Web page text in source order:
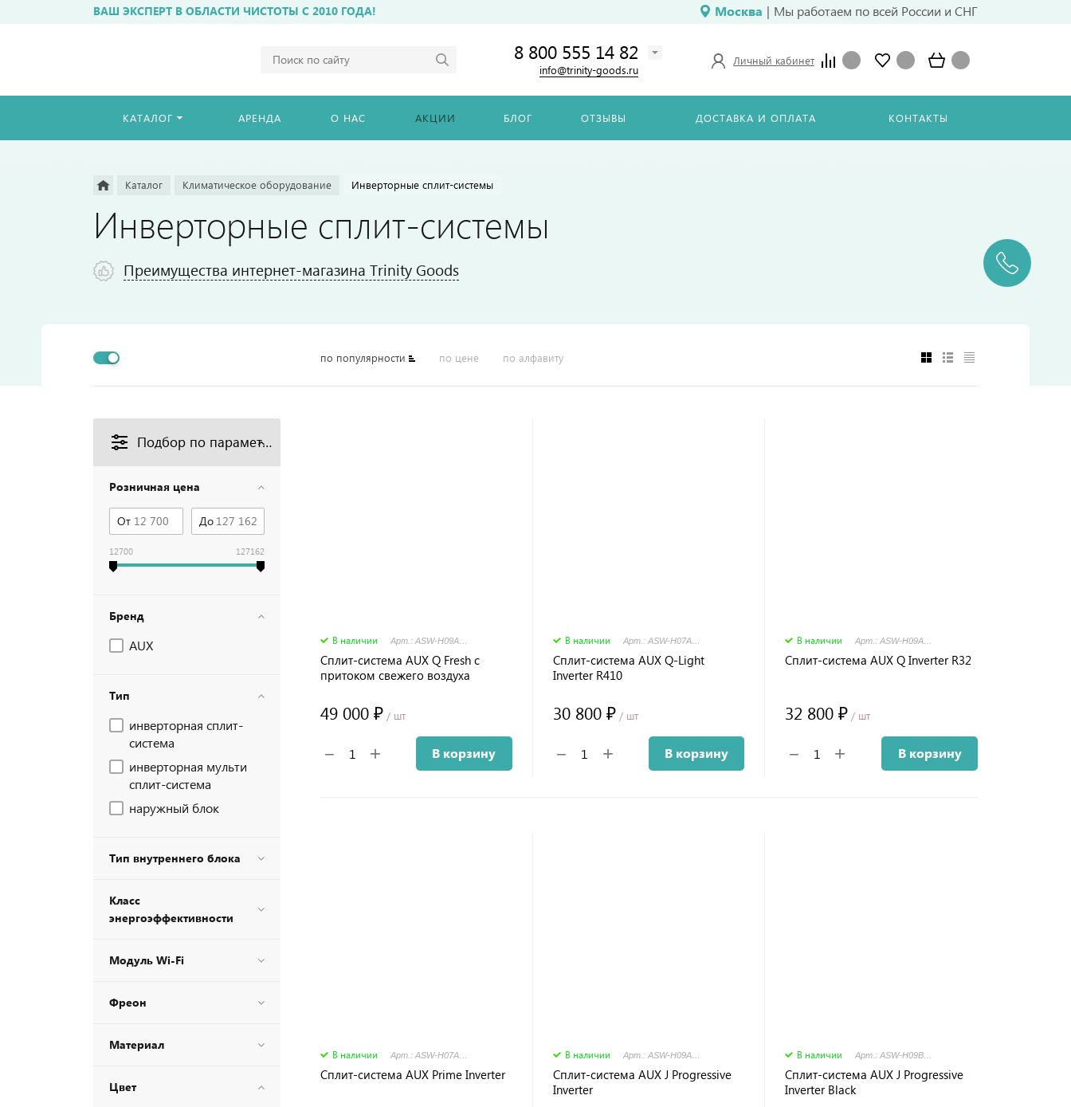
ВАШ ЭКСПЕРТ В ОБЛАСТИ ЧИСТОТЫ С 2010 ГОДА! Москва | Мы работаем по всей России и СНГ
8 800 555 14 82
info@trinity-goods.ru
Личный кабинет
КАТАЛОГ АРЕНДА О НАС АКЦИИ БЛОГ ОТЗЫВЫ ДОСТАВКА И ОПЛАТА КОНТАКТЫ
Каталог Климатическое оборудование Инверторные сплит-системы
Инверторные сплит-системы
Преимущества интернет-магазина Trinity Goods
по популярности по цене по алфавиту
Подбор по параметрам
Розничная цена
От До
12700 127162
Бренд
AUX
Тип
инверторная сплит-
система
инверторная мульти
сплит-система
наружный блок
Тип внутреннего блока
Класс
энергоэффективности
Модуль Wi-Fi
Фреон
Материал
Цвет
В наличии
Сплит-система AUX Q Fresh с
притоком свежего воздуха
49 000 ₽ / шт
− + В корзину
В наличии Арт.: ASW-H07A4/QH-R1DI - AS-H07A4/QH-R1DI
Сплит-система AUX Q-Light
Inverter R410
30 800 ₽/ шт
− + В корзину
В наличии
Сплит-система AUX Q Inverter R32
32 800 ₽ / шт
− + В корзину
В наличии
Сплит-система AUX Prime Inverter
В наличии Арт.: ASW-H09A4/JD-R2DI - AS-H09A4/JD-R2DI
Сплит-система AUX J Progressive
Inverter
В наличии
Сплит-система AUX J Progressive
Inverter Black